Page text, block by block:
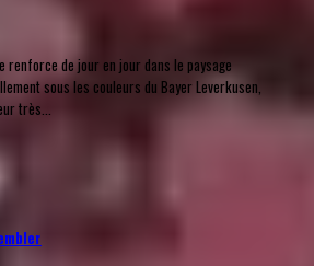
renforce de jour en jour dans le paysage
sous les couleurs du Bayer Leverkusen,
très...